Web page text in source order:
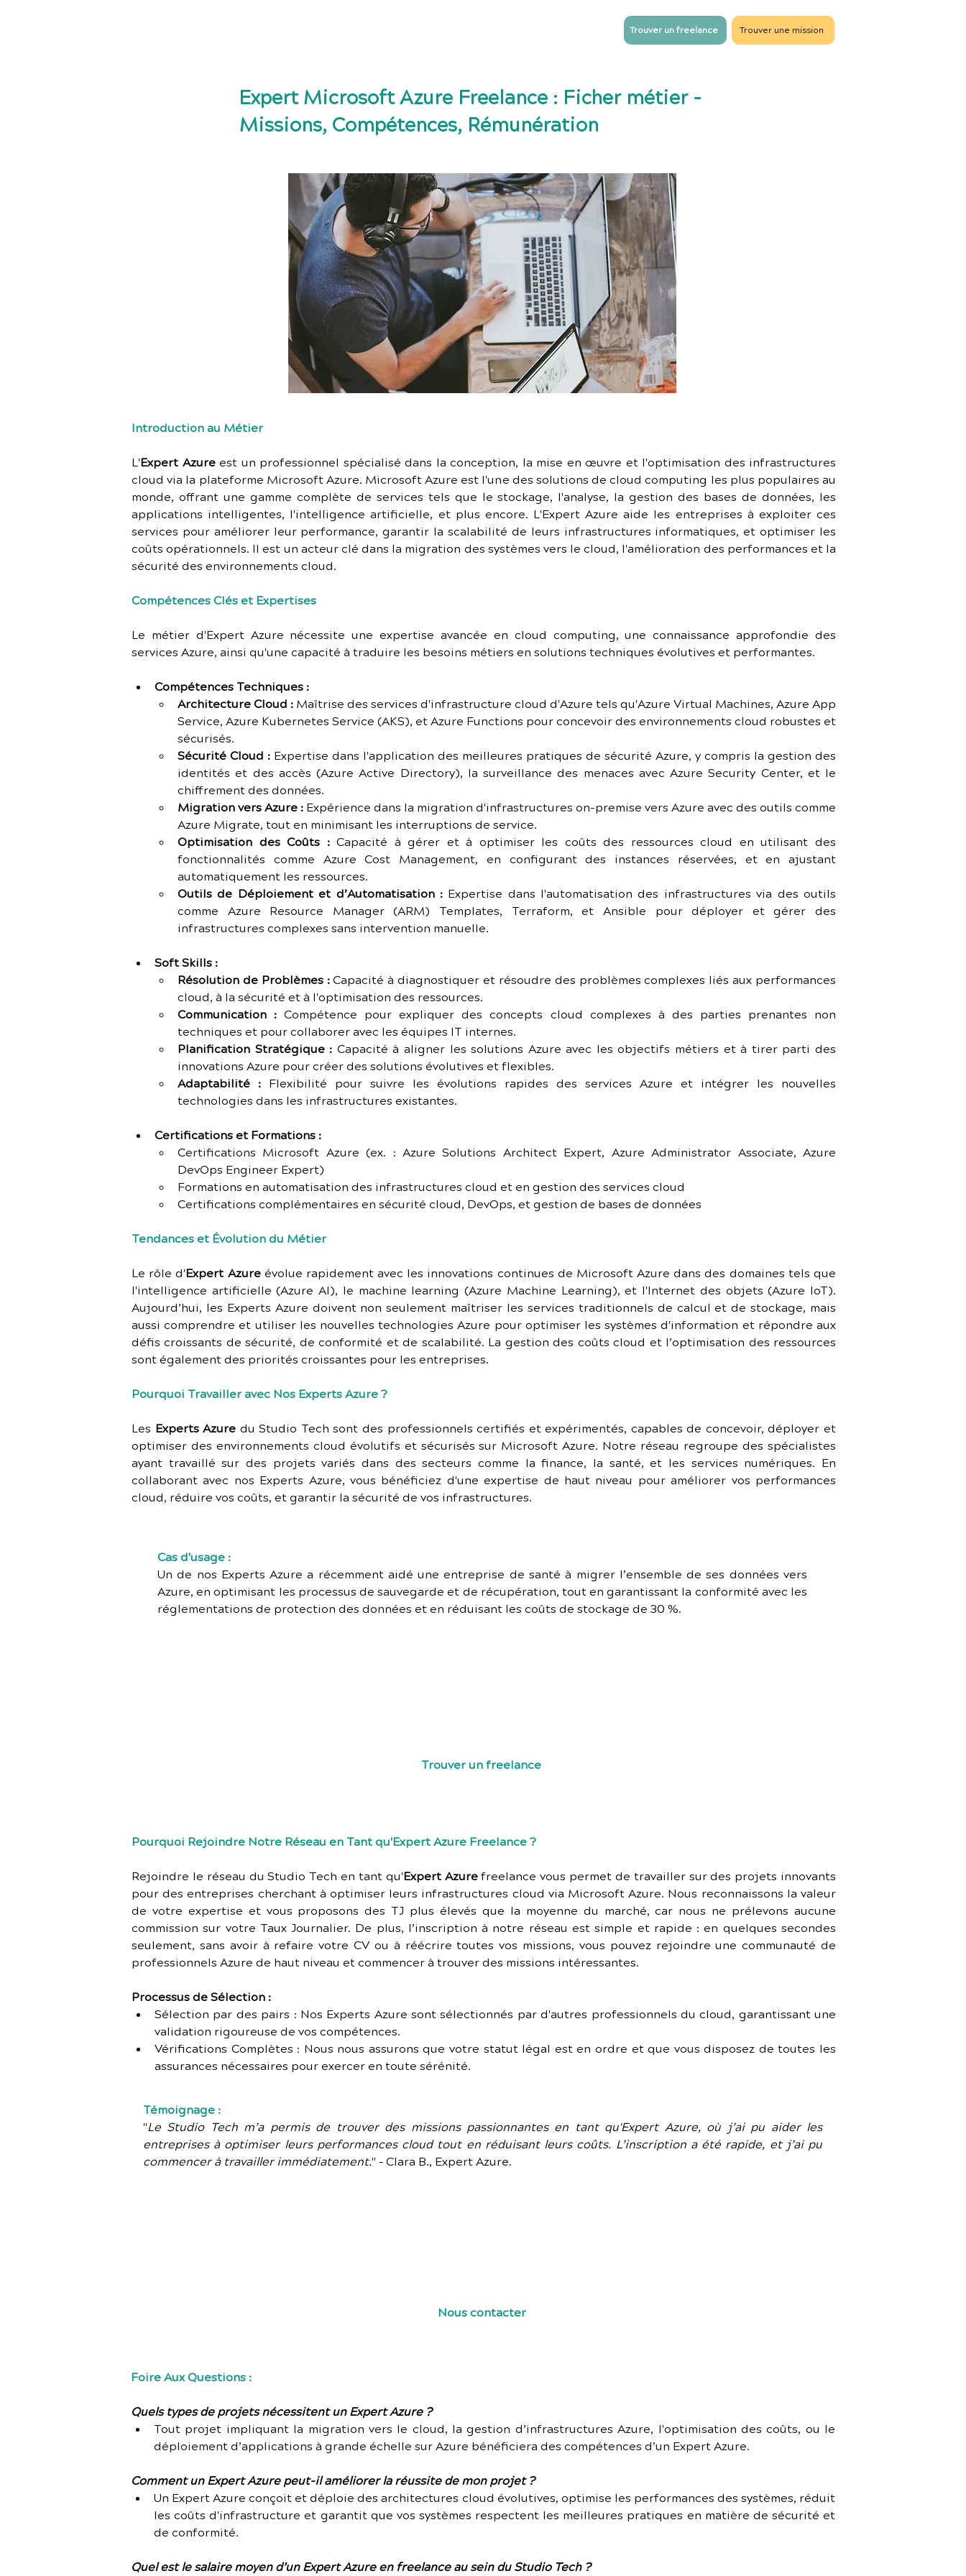
Trouver un freelance Trouver une mission
Expert Microsoft Azure Freelance : Ficher métier -
Missions, Compétences, Rémunération
Introduction au Métier
L'Expert Azure est un professionnel spécialisé dans la conception, la mise en œuvre et l'optimisation des infrastructures
cloud via la plateforme Microsoft Azure. Microsoft Azure est l'une des solutions de cloud computing les plus populaires au
monde, offrant une gamme complète de services tels que le stockage, l'analyse, la gestion des bases de données, les
applications intelligentes, l'intelligence artificielle, et plus encore. L'Expert Azure aide les entreprises à exploiter ces
services pour améliorer leur performance, garantir la scalabilité de leurs infrastructures informatiques, et optimiser les
coûts opérationnels. Il est un acteur clé dans la migration des systèmes vers le cloud, l'amélioration des performances et la
sécurité des environnements cloud.
Compétences Clés et Expertises
Le métier d'Expert Azure nécessite une expertise avancée en cloud computing, une connaissance approfondie des
services Azure, ainsi qu'une capacité à traduire les besoins métiers en solutions techniques évolutives et performantes.
Compétences Techniques :
Architecture Cloud : Maîtrise des services d'infrastructure cloud d'Azure tels qu'Azure Virtual Machines, Azure App
Service, Azure Kubernetes Service (AKS), et Azure Functions pour concevoir des environnements cloud robustes et
sécurisés.
Sécurité Cloud : Expertise dans l'application des meilleures pratiques de sécurité Azure, y compris la gestion des
identités et des accès (Azure Active Directory), la surveillance des menaces avec Azure Security Center, et le
chiffrement des données.
Migration vers Azure : Expérience dans la migration d'infrastructures on-premise vers Azure avec des outils comme
Azure Migrate, tout en minimisant les interruptions de service.
Optimisation des Coûts : Capacité à gérer et à optimiser les coûts des ressources cloud en utilisant des
fonctionnalités comme Azure Cost Management, en configurant des instances réservées, et en ajustant
automatiquement les ressources.
Outils de Déploiement et d’Automatisation : Expertise dans l'automatisation des infrastructures via des outils
comme Azure Resource Manager (ARM) Templates, Terraform, et Ansible pour déployer et gérer des
infrastructures complexes sans intervention manuelle.
Soft Skills :
Résolution de Problèmes : Capacité à diagnostiquer et résoudre des problèmes complexes liés aux performances
cloud, à la sécurité et à l'optimisation des ressources.
Communication : Compétence pour expliquer des concepts cloud complexes à des parties prenantes non
techniques et pour collaborer avec les équipes IT internes.
Planification Stratégique : Capacité à aligner les solutions Azure avec les objectifs métiers et à tirer parti des
innovations Azure pour créer des solutions évolutives et flexibles.
Adaptabilité : Flexibilité pour suivre les évolutions rapides des services Azure et intégrer les nouvelles
technologies dans les infrastructures existantes.
Certifications et Formations :
Certifications Microsoft Azure (ex. : Azure Solutions Architect Expert, Azure Administrator Associate, Azure
DevOps Engineer Expert)
Formations en automatisation des infrastructures cloud et en gestion des services cloud
Certifications complémentaires en sécurité cloud, DevOps, et gestion de bases de données
Tendances et Évolution du Métier
Le rôle d'Expert Azure évolue rapidement avec les innovations continues de Microsoft Azure dans des domaines tels que
l'intelligence artificielle (Azure AI), le machine learning (Azure Machine Learning), et l'Internet des objets (Azure IoT).
Aujourd’hui, les Experts Azure doivent non seulement maîtriser les services traditionnels de calcul et de stockage, mais
aussi comprendre et utiliser les nouvelles technologies Azure pour optimiser les systèmes d'information et répondre aux
défis croissants de sécurité, de conformité et de scalabilité. La gestion des coûts cloud et l’optimisation des ressources
sont également des priorités croissantes pour les entreprises.
Pourquoi Travailler avec Nos Experts Azure ?
Les Experts Azure du Studio Tech sont des professionnels certifiés et expérimentés, capables de concevoir, déployer et
optimiser des environnements cloud évolutifs et sécurisés sur Microsoft Azure. Notre réseau regroupe des spécialistes
ayant travaillé sur des projets variés dans des secteurs comme la finance, la santé, et les services numériques. En
collaborant avec nos Experts Azure, vous bénéficiez d'une expertise de haut niveau pour améliorer vos performances
cloud, réduire vos coûts, et garantir la sécurité de vos infrastructures.
Cas d'usage :
Un de nos Experts Azure a récemment aidé une entreprise de santé à migrer l’ensemble de ses données vers
Azure, en optimisant les processus de sauvegarde et de récupération, tout en garantissant la conformité avec les
réglementations de protection des données et en réduisant les coûts de stockage de 30 %.
Trouver un freelance
Pourquoi Rejoindre Notre Réseau en Tant qu'Expert Azure Freelance ?
Rejoindre le réseau du Studio Tech en tant qu'Expert Azure freelance vous permet de travailler sur des projets innovants
pour des entreprises cherchant à optimiser leurs infrastructures cloud via Microsoft Azure. Nous reconnaissons la valeur
de votre expertise et vous proposons des TJ plus élevés que la moyenne du marché, car nous ne prélevons aucune
commission sur votre Taux Journalier. De plus, l’inscription à notre réseau est simple et rapide : en quelques secondes
seulement, sans avoir à refaire votre CV ou à réécrire toutes vos missions, vous pouvez rejoindre une communauté de
professionnels Azure de haut niveau et commencer à trouver des missions intéressantes.
Processus de Sélection :
Sélection par des pairs : Nos Experts Azure sont sélectionnés par d'autres professionnels du cloud, garantissant une
validation rigoureuse de vos compétences.
Vérifications Complètes : Nous nous assurons que votre statut légal est en ordre et que vous disposez de toutes les
assurances nécessaires pour exercer en toute sérénité.
Témoignage :
"Le Studio Tech m’a permis de trouver des missions passionnantes en tant qu'Expert Azure, où j’ai pu aider les
entreprises à optimiser leurs performances cloud tout en réduisant leurs coûts. L’inscription a été rapide, et j’ai pu
commencer à travailler immédiatement." – Clara B., Expert Azure.
Nous contacter
Foire Aux Questions :
Quels types de projets nécessitent un Expert Azure ?
Tout projet impliquant la migration vers le cloud, la gestion d’infrastructures Azure, l'optimisation des coûts, ou le
déploiement d’applications à grande échelle sur Azure bénéficiera des compétences d’un Expert Azure.
Comment un Expert Azure peut-il améliorer la réussite de mon projet ?
Un Expert Azure conçoit et déploie des architectures cloud évolutives, optimise les performances des systèmes, réduit
les coûts d'infrastructure et garantit que vos systèmes respectent les meilleures pratiques en matière de sécurité et
de conformité.
Quel est le salaire moyen d’un Expert Azure en freelance au sein du Studio Tech ?